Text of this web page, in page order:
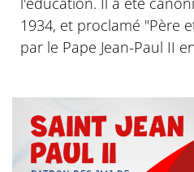
1934, et proclamé "Père
par le Pape Jean-Paul II